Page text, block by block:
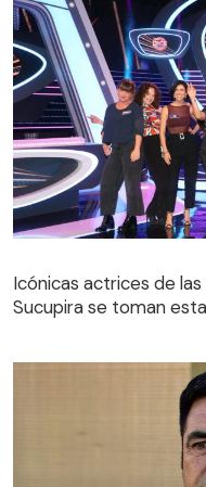
Icónicas actrices de
Sucupira se toman